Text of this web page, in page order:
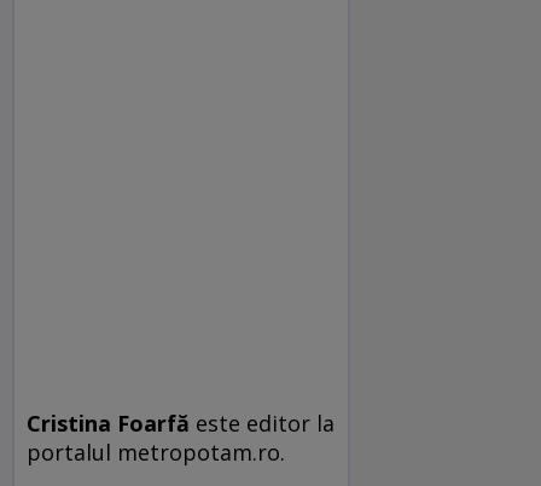
Cristina Foarfă este editor la
portalul metropotam.ro.